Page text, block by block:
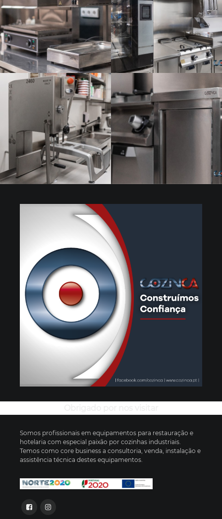
Somos profissionais em equipamentos para restauração e
hotelaria com especial paixão por cozinhas industriais.
Temos como core business a consultoria, venda, instalação e
assistência técnica destes equipamentos.